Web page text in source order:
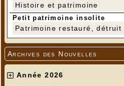
Histoire et patrimoine
Petit patrimoine insolite
Patrimoine restauré, détruit
Archives des Nouvelles
Année 2026